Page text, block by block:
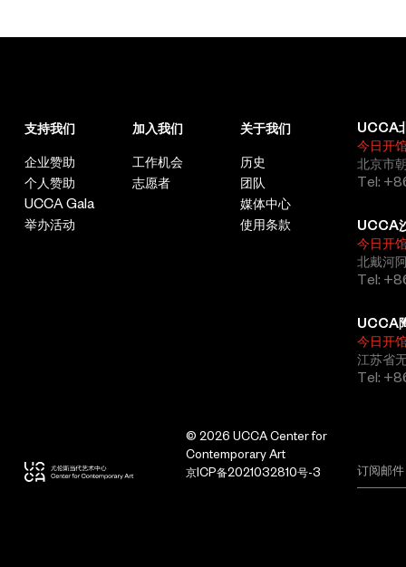
支持我们
企业赞助
个人赞助
UCCA Gala
举办活动
加入我们
工作机会
志愿者
关于我们
历史
团队
媒体中心
使用条款
UCCA
今日开
北京市
Tel:
UCCA
今日开
北戴河
Tel:
UCCA
今日开
江苏省
Tel:
© 2026 UCCA Center for
Contemporary Art
京ICP备2021032810号-3